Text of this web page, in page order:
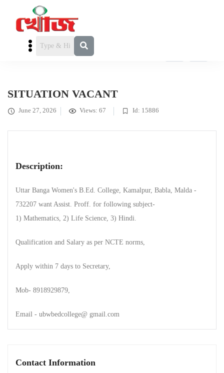
FEATURED
» SITUATION VACANT
SITUATION VACANT
June 27, 2026 Views: 67 Id: 15886
Description:
Uttar Banga Women's B.Ed. College, Kamalpur, Babla, Malda -
732207 want Assist. Proff. for following subject-
1) Mathematics, 2) Life Science, 3) Hindi.
Qualification and Salary as per NCTE norms,
Apply within 7 days to Secretary,
Mob- 8918929879,
Email - ubwbedcollege@ gmail.com
Contact Information